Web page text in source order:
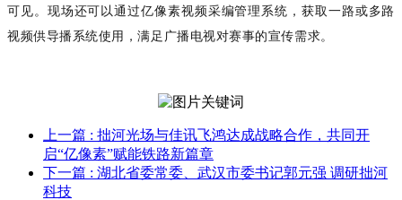
可见。现场还可以通过亿像素视频采编管理系统，获取一路或多路
视频供导播系统使用，满足广播电视对赛事的宣传需求。
上一篇 : 拙河光场与佳讯飞鸿达成战略合作，共同开
启“亿像素”赋能铁路新篇章
下一篇 : 湖北省委常委、武汉市委书记郭元强 调研拙河
科技